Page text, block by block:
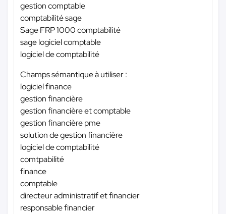
gestion comptable
comptabilité sage
Sage FRP 1000 comptabilité
sage logiciel comptable
logiciel de comptabilité
Champs sémantique à utiliser :
logiciel finance
gestion financière
gestion financière et comptable
gestion financière pme
solution de gestion financière
logiciel de comptabilité
comtpabilité
finance
comptable
directeur administratif et financier
responsable financier